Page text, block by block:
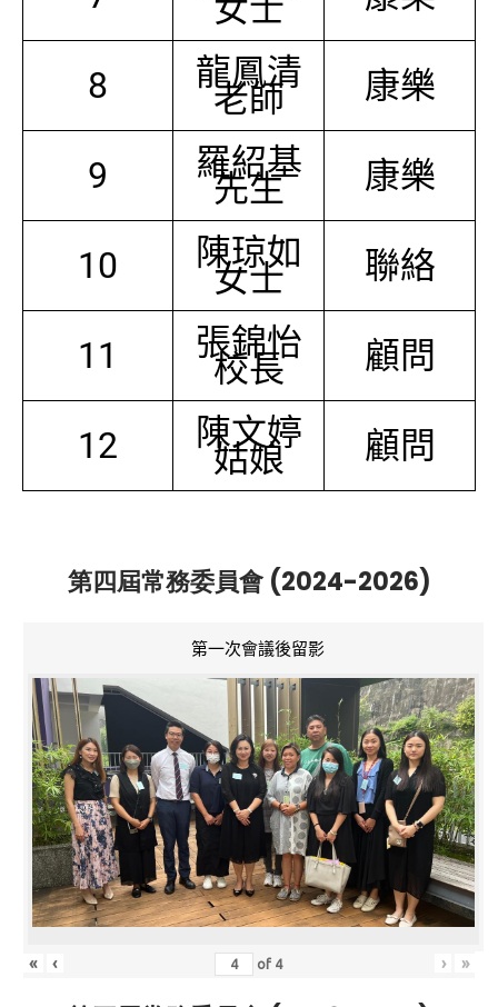
女士
8 龍鳳清
老師 康樂
9 羅紹基
先生 康樂
10 陳琼如
女士 聯絡
11 張錦怡
校長 顧問
12 陳文婷
姑娘 顧問
第四屆常務委員會 (2024-2026)
第一次會議後留影
« ‹ of 4 › »